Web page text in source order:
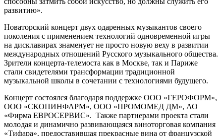
развитию».
Новаторский концерт двух одаренных музыкантов своего
поколения с применением технологий одновременной игры
на дисклавирах знаменует не просто новую веху в развитии
международных отношений Русского музыкального общества.
Зрители концерта-телемоста как в Москве, так и Париже
стали свидетелями трансформации традиционной
музыкальной школы в сочетании с технологиями будущего.
Концерт состоялся благодаря поддержке ООО «ГЕРОФОРМ»,
ООО «СКОПИНФАРМ», ООО «ПРОМОМЕД ДМ», АО
«Фирма ЕВРОСЕРВИС». Также партнерами проекта стали
молодая и динамично развивающаяся виноторговая компания
«Тифара», предоставившая прекрасные вина от французской